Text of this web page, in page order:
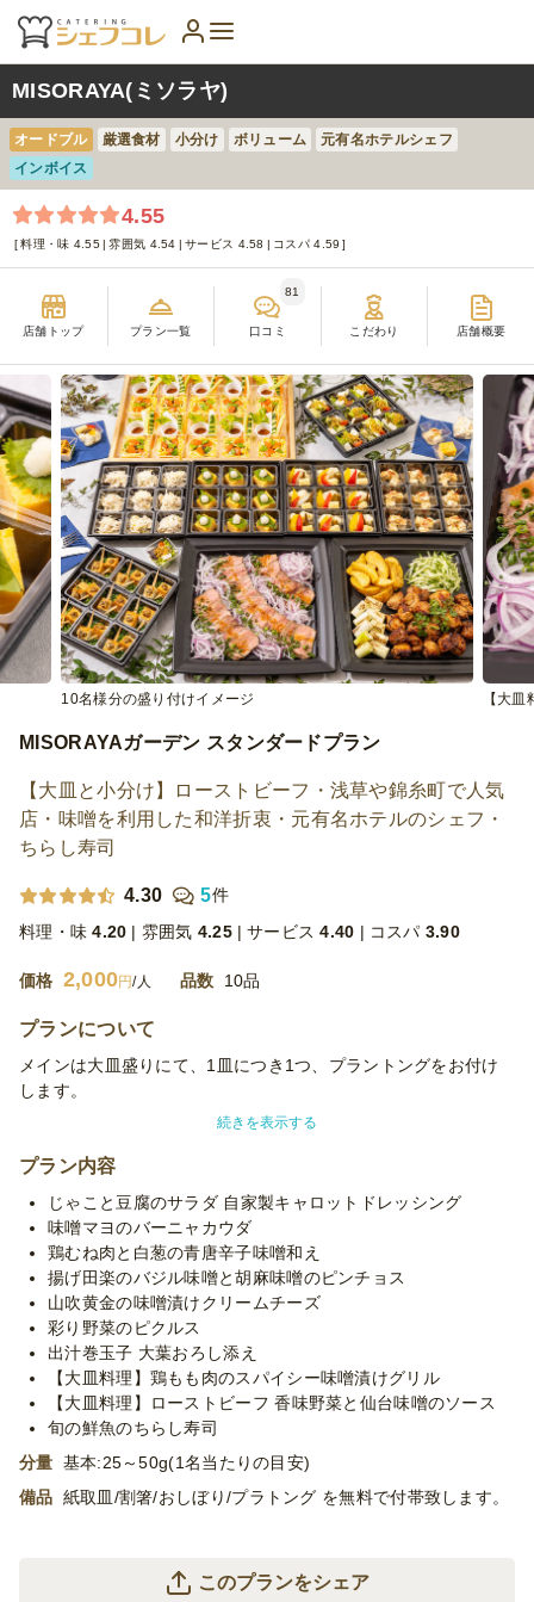
MISORAYA(ミソラヤ)
オードブル 厳選食材 小分け ボリューム
元有名ホテルシェフ
インボイス
4.55
料理・味 4.55 雰囲気 4.54 サービス 4.58 コスパ 4.59
店舗トップ プラン一覧 口コミ
81
こだわり 店舗概要
10名様分の盛り付けイメージ 【大
MISORAYAガーデン スタンダードプラン
【大皿と小分け】ローストビーフ・浅草や錦糸町で人気
店・味噌を利用した和洋折衷・元有名ホテルのシェフ・
ちらし寿司
4.30 5件
料理・味 4.20 雰囲気 4.25 サービス 4.40 コスパ 3.90
価格 2,000円/人 品数 10品
プランについて
メインは大皿盛りにて、1皿につき1つ、プラントングをお付け
します。
ホテルのブッフェを連想させるプランです。
柔らかく仕上げたローストビーフは仙台味噌のソースを添えて。
また味噌に漬けこみ、風味良く柔らかく仕上げた鶏肉のスパイシ
ー味噌漬けグリルは当店の人気メニュー！
リーズナブルな価格ながら、一つ一つ全く異なる味わいのメイン
や副菜の数々、旬の鮮魚のちらしも楽しめるコストパフォーマン
ス抜群のプラン。
元ホテルのシェフが作る和洋折衷のオードブル！
全国の味噌を扱う浅草の味噌ラボも運営するみそら屋ならではの
レストランのお味をお楽しみください。
※使い捨て容器でお届けするデリバリープランです。設置・配
膳・撤収等のサービスはついておりません。
※プランに記載のあるメニュー以外もご対応が可能です。お気軽
続きを表示する
プラン内容
じゃこと豆腐のサラダ 自家製キャロットドレッシング
味噌マヨのバーニャカウダ
鶏むね肉と白葱の青唐辛子味噌和え
揚げ田楽のバジル味噌と胡麻味噌のピンチョス
山吹黄金の味噌漬けクリームチーズ
彩り野菜のピクルス
出汁巻玉子 大葉おろし添え
【大皿料理】鶏もも肉のスパイシー味噌漬けグリル
【大皿料理】ローストビーフ 香味野菜と仙台味噌のソース
旬の鮮魚のちらし寿司
分量 基本:25～50g(1名当たりの目安)
備品 紙取皿/割箸/おしぼり/プラトング を無料で付帯致します。
このプランをシェア